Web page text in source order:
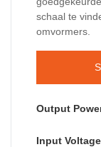
schaal te
omvormers.
Output
Input